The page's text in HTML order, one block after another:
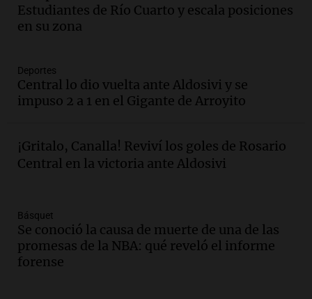
oxígeno en Montecastro
Panorama Federal
y llega avión para escuelas de la décima
brigada aérea
Panorama Federal
Audio.La justicia reconoce al COVID
como enfermedad laboral tras la muerte
Audio.Aumento de tarifas de luz en San
Luis a partir de agosto por nueva
regulación de la energía
Estudiantes de Río Cuarto y escala posiciones
en su zona
Deportes
Central lo dio vuelta ante Aldosivi y se
impuso 2 a 1 en el Gigante de Arroyito
¡Gritalo, Canalla! Reviví los goles de Rosario
Central en la victoria ante Aldosivi
Básquet
Se conoció la causa de muerte de una de las
promesas de la NBA: qué reveló el informe
forense